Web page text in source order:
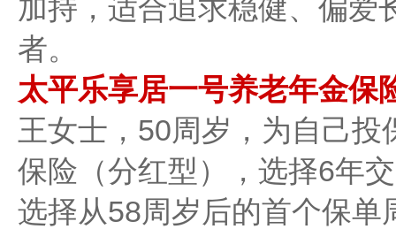
加持，适合追求稳健、偏爱
者。
太平乐享居一号养老年金保
王女士，50周岁，为自己
保险（分红型），选择6年
选择从58周岁后的首个保